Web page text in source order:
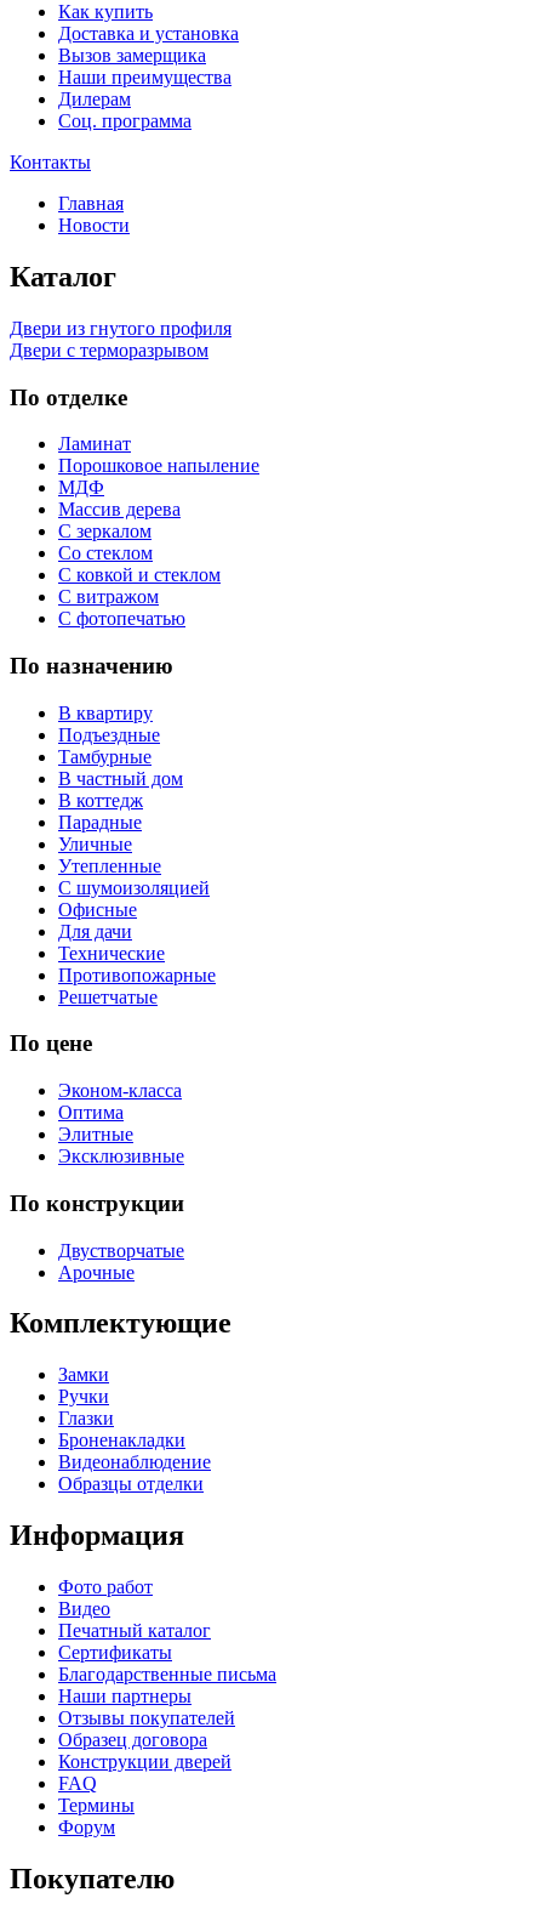
Как купить
Доставка и установка
Вызов замерщика
Наши преимущества
Дилерам
Соц. программа
Контакты
Главная
Новости
Каталог
Двери из гнутого профиля
Двери с терморазрывом
По отделке
Ламинат
Порошковое напыление
МДФ
Массив дерева
С зеркалом
Со стеклом
С ковкой и стеклом
С витражом
С фотопечатью
По назначению
В квартиру
Подъездные
Тамбурные
В частный дом
В коттедж
Парадные
Уличные
Утепленные
С шумоизоляцией
Офисные
Для дачи
Технические
Противопожарные
Решетчатые
По цене
Эконом-класса
Оптима
Элитные
Эксклюзивные
По конструкции
Двустворчатые
Арочные
Комплектующие
Замки
Ручки
Глазки
Броненакладки
Видеонаблюдение
Образцы отделки
Информация
Фото работ
Видео
Печатный каталог
Сертификаты
Благодарственные письма
Наши партнеры
Отзывы покупателей
Образец договора
Конструкции дверей
FAQ
Термины
Форум
Покупателю